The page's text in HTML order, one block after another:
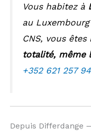
Vous habitez à
au
CNS, vous êtes
totalité, même
+352 621 257
Depuis Differdange